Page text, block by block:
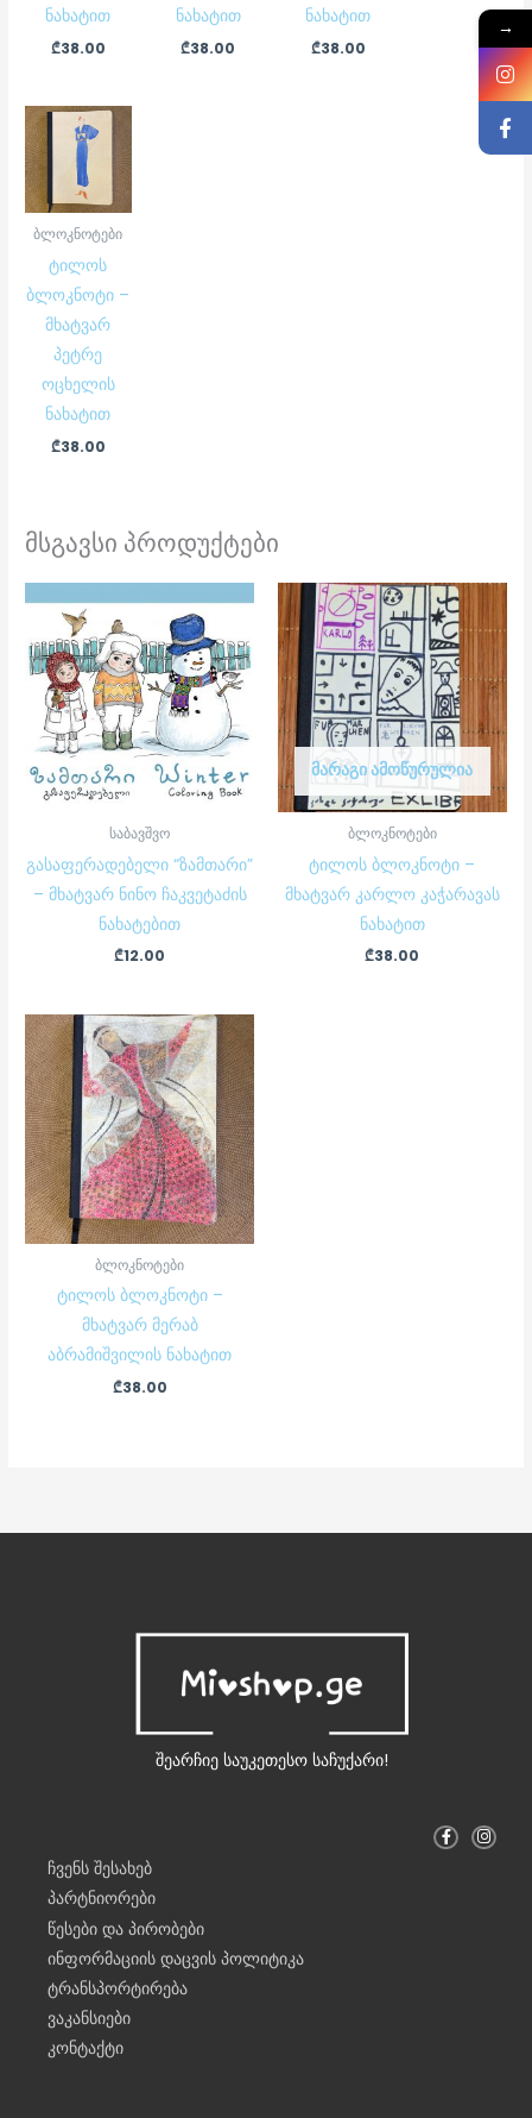
ნახატით
₾38.00
ნახატით
₾38.00
ნახატით
₾38.00
ბლოკნოტები
ტილოს
ბლოკნოტი –
მხატვარ
პეტრე
ოცხელის
ნახატით
₾38.00
მსგავსი პროდუქტები
საბავშვო
გასაფერადებელი “ზამთარი”
– მხატვარ ნინო ჩაკვეტაძის
ნახატებით
₾12.00
ᲛᲐᲠᲐᲒᲘ ᲐᲛᲝᲬᲣᲠᲣᲚᲘᲐ
ბლოკნოტები
ტილოს ბლოკნოტი –
მხატვარ კარლო კაჭარავას
ნახატით
₾38.00
ბლოკნოტები
ტილოს ბლოკნოტი –
მხატვარ მერაბ
აბრამიშვილის ნახატით
₾38.00
შეარჩიე საუკეთესო საჩუქარი!
F
a
I
n
ჩვენს შესახებ
პარტნიორები
წესები და პირობები
ინფორმაციის დაცვის პოლიტიკა
ტრანსპორტირება
ვაკანსიები
კონტაქტი
→